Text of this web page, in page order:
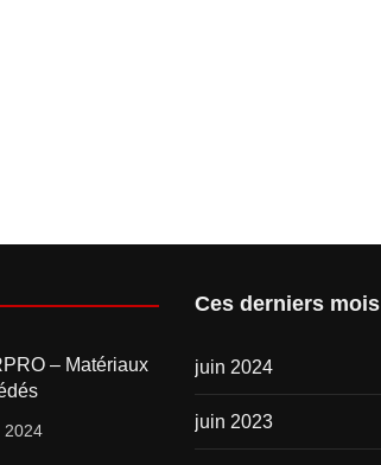
– Matériaux
2024
Ces derniers mois
juin 2024
juin 2023